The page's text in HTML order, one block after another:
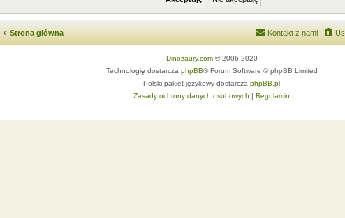
Strona główna Kontakt z nami
Dinozaury.com© 2006-2020
Technologię dostarcza phpBB® Forum Software © phpBB Limited
Polski pakiet językowy dostarcza phpBB.pl
Zasady ochrony danych osobowych | Regulamin